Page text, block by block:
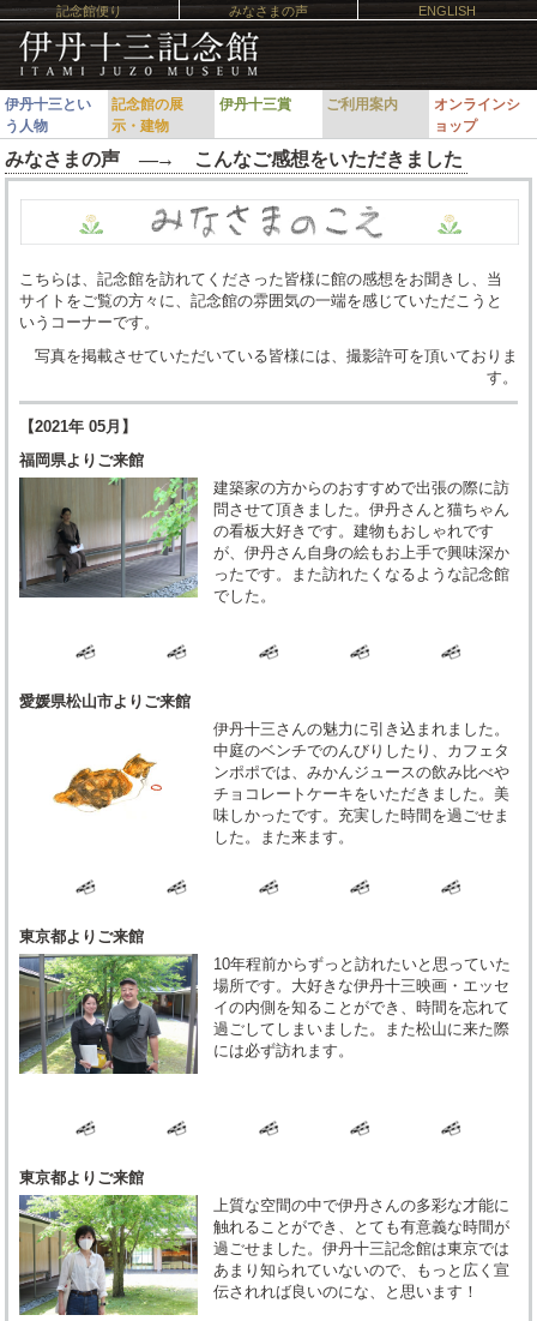
ENGLISH
記念館便り みなさまの声
伊丹十三とい
う人物
記念館の展
示・建物
伊丹十三賞 ご利用案内
オンラインシ
ョップ
みなさまの声 ―→ こんなご感想をいただきました
こちらは、記念館を訪れてくださった皆様に館の感想をお聞きし、当
サイトをご覧の方々に、記念館の雰囲気の一端を感じていただこうと
いうコーナーです。
写真を掲載させていただいている皆様には、撮影許可を頂いておりま
す。
【2021年 05月】
福岡県よりご来館
建築家の方からのおすすめで出張の際に訪
問させて頂きました。伊丹さんと猫ちゃん
の看板大好きです。建物もおしゃれです
が、伊丹さん自身の絵もお上手で興味深か
ったです。また訪れたくなるような記念館
でした。
愛媛県松山市よりご来館
伊丹十三さんの魅力に引き込まれました。
中庭のベンチでのんびりしたり、カフェタ
ンポポでは、みかんジュースの飲み比べや
チョコレートケーキをいただきました。美
味しかったです。充実した時間を過ごせま
した。また来ます。
東京都よりご来館
10年程前からずっと訪れたいと思っていた
場所です。大好きな伊丹十三映画・エッセ
イの内側を知ることができ、時間を忘れて
過ごしてしまいました。また松山に来た際
には必ず訪れます。
東京都よりご来館
上質な空間の中で伊丹さんの多彩な才能に
触れることができ、とても有意義な時間が
過ごせました。伊丹十三記念館は東京では
あまり知られていないので、もっと広く宣
伝されれば良いのにな、と思います！